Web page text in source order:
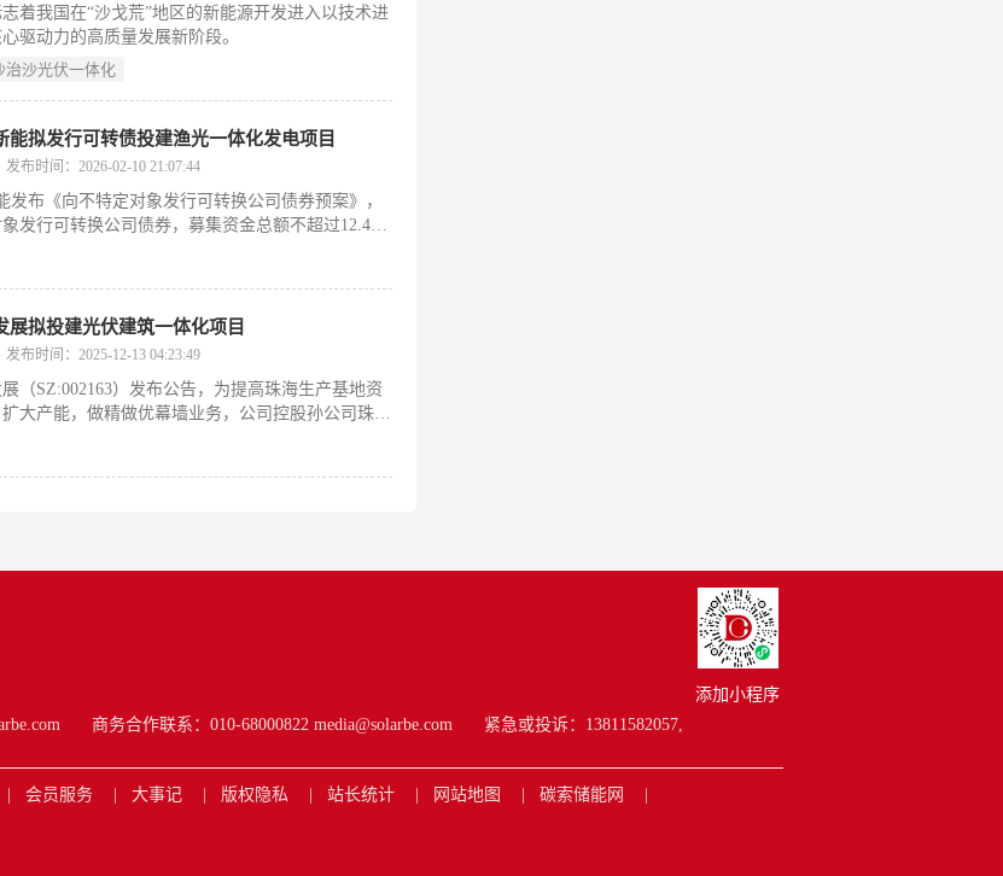
着我国在“沙戈荒”地区的新能源开发进入以技术进
驱动力的高质量发展新阶段。
治沙光伏一体化
能拟发行可转债投建渔光一体化发电项目
发布时间：2026-02-10 21:07:44
发布《向不特定对象发行可转换公司债券预案》，
发行可转换公司债券，募集资金总额不超过12.4亿
云港青口盐场渔光一体化发电项目以及补充流动资
展拟投建光伏建筑一体化项目
发布时间：2025-12-13 04:23:49
（SZ:002163）发布公告，为提高珠海生产基地资
大产能，做精做优幕墙业务，公司控股孙公司珠海
限公司拟投资建设珠海三鑫太阳能光伏建筑一体化及
添加小程序
商务合作联系：010-68000822 media@solarbe.com
紧急或投诉：13811582057,
会员服务 大事记 版权隐私 站长统计 网站地图
碳索储能网